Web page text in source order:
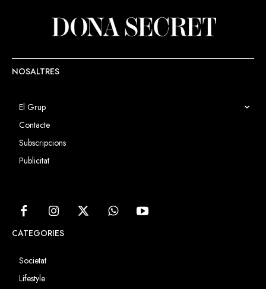
de 30 anys. L’espectacle, però, no
va decebre cap dels presents,
artística.
NOSALTRES
El Grup
Contacte
Subscripcions
Publicitat
CATEGORIES
Societat
Lifestyle